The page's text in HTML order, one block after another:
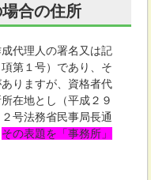
合の住所
代理人の署名又は記
第１号）であり、そ
りますが、資格者代
在地とし（平成２９
号法務省民事局長通
その表題を「事務所」